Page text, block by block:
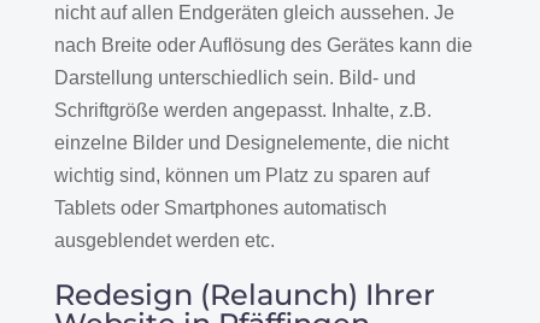
nicht auf allen Endgeräten gleich aussehen. Je
nach Breite oder Auflösung des Gerätes kann die
Darstellung unterschiedlich sein. Bild- und
Schriftgröße werden angepasst. Inhalte, z.B.
einzelne Bilder und Designelemente, die nicht
wichtig sind, können um Platz zu sparen auf
Tablets oder Smartphones automatisch
ausgeblendet werden etc.
Redesign (Relaunch) Ihrer